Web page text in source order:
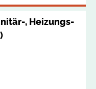
, Heizungs-